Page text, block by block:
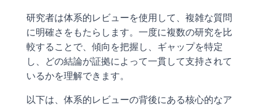
研究者は体系的レビューを使用して、複雑な質問
に明確さをもたらします。一度に複数の研究を比
較することで、傾向を把握し、ギャップを特定
し、どの結論が証拠によって一貫して支持されて
いるかを理解できます。
以下は、体系的レビューの背後にある核心的なア